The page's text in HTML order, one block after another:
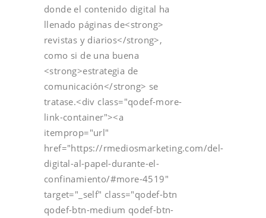
donde el contenido digital ha
llenado páginas de<strong>
revistas y diarios</strong>,
como si de una buena
<strong>estrategia de
comunicación</strong> se
tratase.<div class="qodef-more-
link-container"><a
itemprop="url"
href="https://rmediosmarketing.com/del-
digital-al-papel-durante-el-
confinamiento/#more-4519"
target="_self" class="qodef-btn
qodef-btn-medium qodef-btn-